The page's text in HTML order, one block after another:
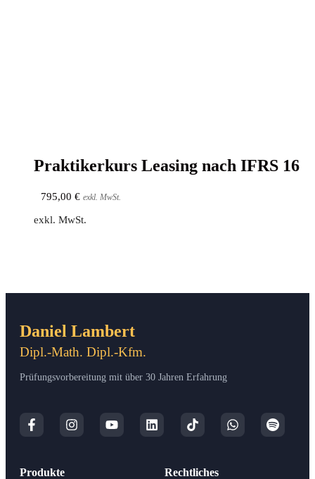
Prak­ti­ker­kurs Lea­sing nach IFRS 16
795,00 € exkl. MwSt.
exkl. MwSt.
Daniel Lambert
Dipl.-Math. Dipl.-Kfm.
Prüfungsvorbereitung mit über 30 Jahren Erfahrung
Produkte Rechtliches